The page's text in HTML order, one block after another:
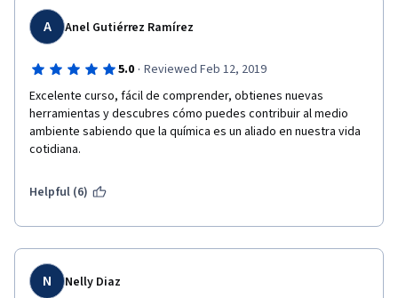
A Anel Gutiérrez Ramírez
5.0 · Reviewed Feb 12, 2019
Excelente curso, fácil de comprender, obtienes nuevas
herramientas y descubres cómo puedes contribuir al medio
ambiente sabiendo que la química es un aliado en nuestra vida
cotidiana.
Helpful (6)
N Nelly Diaz